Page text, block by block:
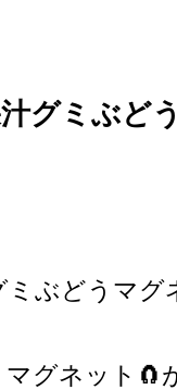
グミぶど
ぶどうマグ
グネット🧲